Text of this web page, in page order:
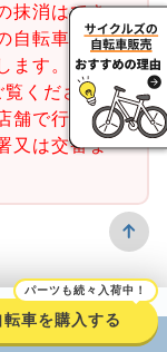
抹消はでき
自転車防犯
ます。詳し
覧ください。
舗で行うこ
又は交番ま
パーツも続々入荷中！
転車を購入する